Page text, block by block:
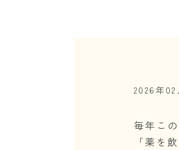
2026年02
毎年こ
「薬を